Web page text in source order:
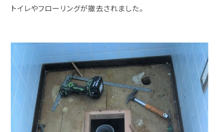
トイレやフローリングが撤去されました。